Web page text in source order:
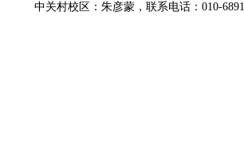
中关村校区：朱彦蒙，联系电话：010-